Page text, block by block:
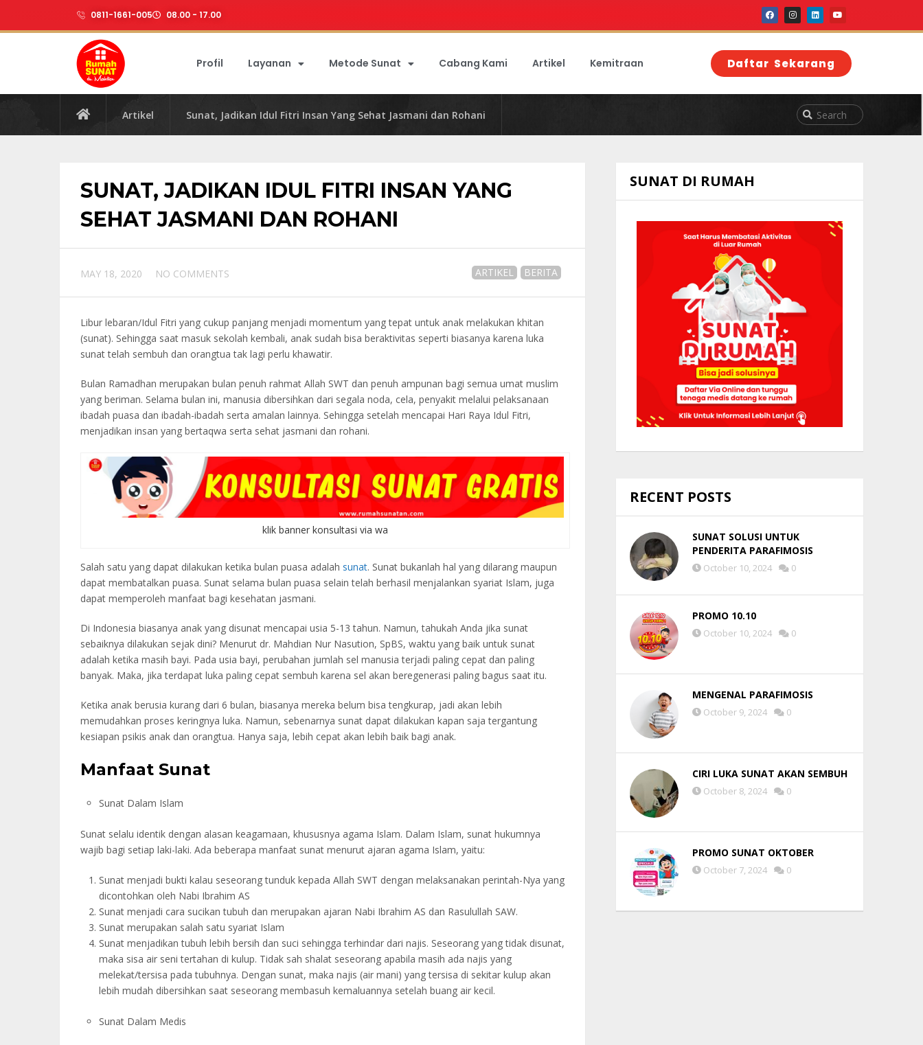
0811-1661-005 08.00 - 17.00
Profil Layanan Metode Sunat Cabang Kami Artikel Kemitraan Daftar Sekarang
Artikel Sunat, Jadikan Idul Fitri Insan Yang Sehat Jasmani dan Rohani
SUNAT, JADIKAN IDUL FITRI INSAN YANG
SEHAT JASMANI DAN ROHANI
MAY 18, 2020 ARTIKEL BERITA
NO COMMENTS
Libur lebaran/Idul Fitri yang cukup panjang menjadi momentum yang tepat untuk anak melakukan khitan
(sunat). Sehingga saat masuk sekolah kembali, anak sudah bisa beraktivitas seperti biasanya karena luka
sunat telah sembuh dan orangtua tak lagi perlu khawatir.
Bulan Ramadhan merupakan bulan penuh rahmat Allah SWT dan penuh ampunan bagi semua umat muslim
yang beriman. Selama bulan ini, manusia dibersihkan dari segala noda, cela, penyakit melalui pelaksanaan
ibadah puasa dan ibadah-ibadah serta amalan lainnya. Sehingga setelah mencapai Hari Raya Idul Fitri,
menjadikan insan yang bertaqwa serta sehat jasmani dan rohani.
klik banner konsultasi via wa
Salah satu yang dapat dilakukan ketika bulan puasa adalah sunat. Sunat bukanlah hal yang dilarang maupun
dapat membatalkan puasa. Sunat selama bulan puasa selain telah berhasil menjalankan syariat Islam, juga
dapat memperoleh manfaat bagi kesehatan jasmani.
Di Indonesia biasanya anak yang disunat mencapai usia 5-13 tahun. Namun, tahukah Anda jika sunat
sebaiknya dilakukan sejak dini? Menurut dr. Mahdian Nur Nasution, SpBS, waktu yang baik untuk sunat
adalah ketika masih bayi. Pada usia bayi, perubahan jumlah sel manusia terjadi paling cepat dan paling
banyak. Maka, jika terdapat luka paling cepat sembuh karena sel akan beregenerasi paling bagus saat itu.
Ketika anak berusia kurang dari 6 bulan, biasanya mereka belum bisa tengkurap, jadi akan lebih
memudahkan proses keringnya luka. Namun, sebenarnya sunat dapat dilakukan kapan saja tergantung
kesiapan psikis anak dan orangtua. Hanya saja, lebih cepat akan lebih baik bagi anak.
Manfaat Sunat
Sunat Dalam Islam
Sunat selalu identik dengan alasan keagamaan, khususnya agama Islam. Dalam Islam, sunat hukumnya
wajib bagi setiap laki-laki. Ada beberapa manfaat sunat menurut ajaran agama Islam, yaitu:
Sunat menjadi bukti kalau seseorang tunduk kepada Allah SWT dengan melaksanakan perintah-Nya yang
dicontohkan oleh Nabi Ibrahim AS
Sunat menjadi cara sucikan tubuh dan merupakan ajaran Nabi Ibrahim AS dan Rasulullah SAW.
Sunat merupakan salah satu syariat Islam
Sunat menjadikan tubuh lebih bersih dan suci sehingga terhindar dari najis. Seseorang yang tidak disunat,
maka sisa air seni tertahan di kulup. Tidak sah shalat seseorang apabila masih ada najis yang
melekat/tersisa pada tubuhnya. Dengan sunat, maka najis (air mani) yang tersisa di sekitar kulup akan
lebih mudah dibersihkan saat seseorang membasuh kemaluannya setelah buang air kecil.
Sunat Dalam Medis
SUNAT DI RUMAH
RECENT POSTS
SUNAT SOLUSI UNTUK
PENDERITA PARAFIMOSIS
October 10, 2024 0
PROMO 10.10
October 10, 2024 0
MENGENAL PARAFIMOSIS
October 9, 2024 0
CIRI LUKA SUNAT AKAN SEMBUH
October 8, 2024 0
PROMO SUNAT OKTOBER
October 7, 2024 0